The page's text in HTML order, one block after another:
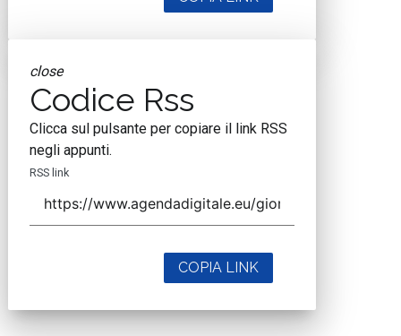
close
Codice Rss
Clicca sul pulsante per copiare il link RSS
negli appunti.
RSS link
COPIA LINK